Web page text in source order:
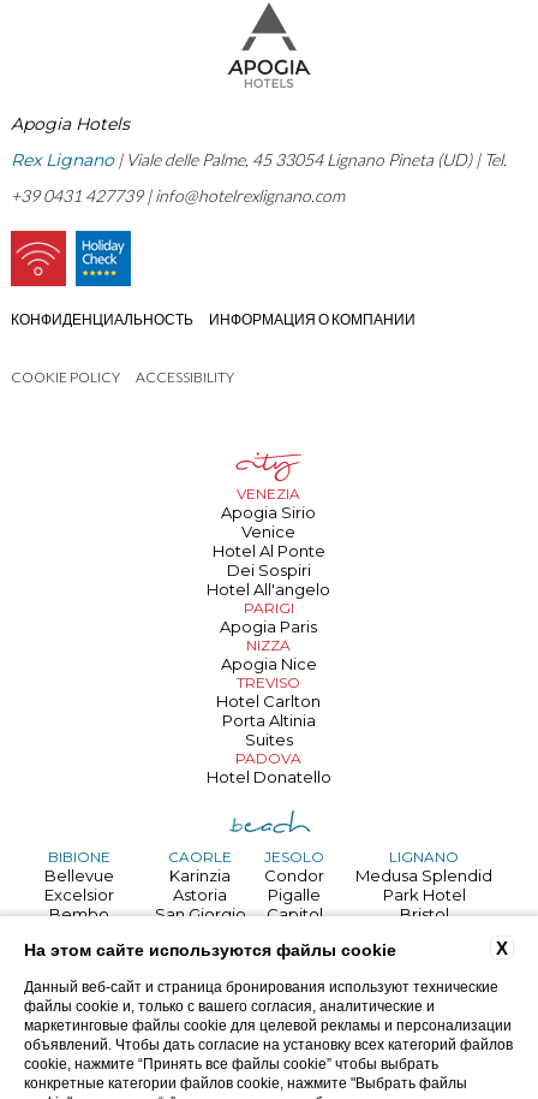
Apogia Hotels
Rex Lignano| Viale delle Palme, 45 33054 Lignano Pineta (UD) | Tel.
+39 0431 427739 |info@hotelrexlignano.com
КОНФИДЕНЦИАЛЬНОСТЬ ИНФОРМАЦИЯ О КОМПАНИИ
COOKIE POLICY ACCESSIBILITY
VENEZIA
Apogia Sirio
Venice
Hotel Al Ponte
Dei Sospiri
Hotel All'angelo
PARIGI
Apogia Paris
NIZZA
Apogia Nice
TREVISO
Hotel Carlton
Porta Altinia
Suites
PADOVA
Hotel Donatello
BIBIONE
Bellevue
Excelsior
Bembo
Palace
Jasminum
Horizonte
Life hotel
CAORLE
Karinzia
Astoria
San Giorgio
GRADO
Villa d'Este
Argentina
JESOLO
Condor
Pigalle
Capitol
LIGNANO
Medusa Splendid
Park Hotel
Bristol
Mediterraneo
Regina
Martini
Rex
X
На этом сайте используются файлы cookie
Данный веб-сайт и страница бронирования используют технические
файлы cookie и, только с вашего согласия, аналитические и
маркетинговые файлы cookie для целевой рекламы и персонализации
объявлений. Чтобы дать согласие на установку всех категорий файлов
cookie, нажмите “Принять все файлы cookie” чтобы выбрать
конкретные категории файлов cookie, нажмите "Выбрать файлы